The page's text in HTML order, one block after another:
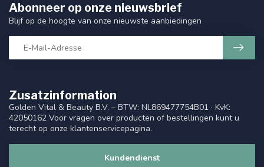
Zusatzinformation
Golden Vital & Beauty B.V. – BTW: NL869477754B01 · KvK:
42050162 Voor vragen over producten of bestellingen kunt u
terecht op onze klantenservicepagina.
Kundendienst
Abonneer op onze nieuwsbrief
Blijf op de hoogte van onze nieuwste aanbiedingen